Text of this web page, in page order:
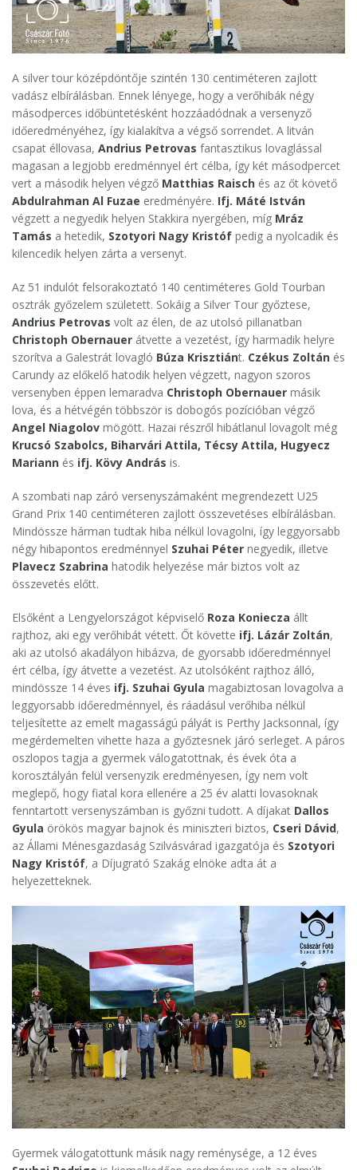
A silver tour középdöntője szintén 130 centiméteren zajlott
vadász elbírálásban. Ennek lényege, hogy a verőhibák négy
másodperces időbüntetésként hozzáadódnak a versenyző
időeredményéhez, így kialakítva a végső sorrendet. A litván
csapat éllovasa, Andrius Petrovas fantasztikus lovaglással
magasan a legjobb eredménnyel ért célba, így két másodpercet
vert a második helyen végző Matthias Raisch és az őt követő
Abdulrahman Al Fuzae eredményére. Ifj. Máté István
végzett a negyedik helyen Stakkira nyergében, míg Mráz
Tamás a hetedik, Szotyori Nagy Kristóf pedig a nyolcadik és
kilencedik helyen zárta a versenyt.
Az 51 indulót felsorakoztató 140 centiméteres Gold Tourban
osztrák győzelem született. Sokáig a Silver Tour győztese,
Andrius Petrovas volt az élen, de az utolsó pillanatban
Christoph Obernauer átvette a vezetést, így harmadik helyre
szorítva a Galestrát lovagló Búza Krisztiánt. Czékus Zoltán és
Carundy az előkelő hatodik helyen végzett, nagyon szoros
versenyben éppen lemaradva Christoph Obernauer másik
lova, és a hétvégén többször is dobogós pozícióban végző
Angel Niagolov mögött. Hazai részről hibátlanul lovagolt még
Krucsó Szabolcs, Biharvári Attila, Técsy Attila, Hugyecz
Mariann és ifj. Kövy András is.
A szombati nap záró versenyszámaként megrendezett U25
Grand Prix 140 centiméteren zajlott összevetéses elbírálásban.
Mindössze hárman tudtak hiba nélkül lovagolni, így leggyorsabb
négy hibapontos eredménnyel Szuhai Péter negyedik, illetve
Plavecz Szabrina hatodik helyezése már biztos volt az
összevetés előtt.
Elsőként a Lengyelországot képviselő Roza Koniecza állt
rajthoz, aki egy verőhibát vétett. Őt követte ifj. Lázár Zoltán,
aki az utolsó akadályon hibázva, de gyorsabb időeredménnyel
ért célba, így átvette a vezetést. Az utolsóként rajthoz álló,
mindössze 14 éves ifj. Szuhai Gyula magabiztosan lovagolva a
leggyorsabb időeredménnyel, és ráadásul verőhiba nélkül
teljesítette az emelt magasságú pályát is Perthy Jacksonnal, így
megérdemelten vihette haza a győztesnek járó serleget. A páros
oszlopos tagja a gyermek válogatottnak, és évek óta a
korosztályán felül versenyzik eredményesen, így nem volt
meglepő, hogy fiatal kora ellenére a 25 év alatti lovasoknak
fenntartott versenyszámban is győzni tudott. A díjakat Dallos
Gyula örökös magyar bajnok és miniszteri biztos, Cseri Dávid,
az Állami Ménesgazdaság Szilvásvárad igazgatója és Szotyori
Nagy Kristóf, a Díjugrató Szakág elnöke adta át a
helyezetteknek.
Gyermek válogatottunk másik nagy reménysége, a 12 éves